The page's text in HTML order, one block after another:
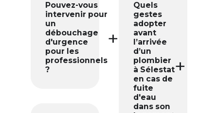
Pouvez-vous
intervenir pour
un
débouchage
d'urgence
pour les
professionnels
?
Quels
gestes
adopter
avant
l’arrivée
d’un
plombier
à Sélestat
en cas de
fuite
d'eau
dans son